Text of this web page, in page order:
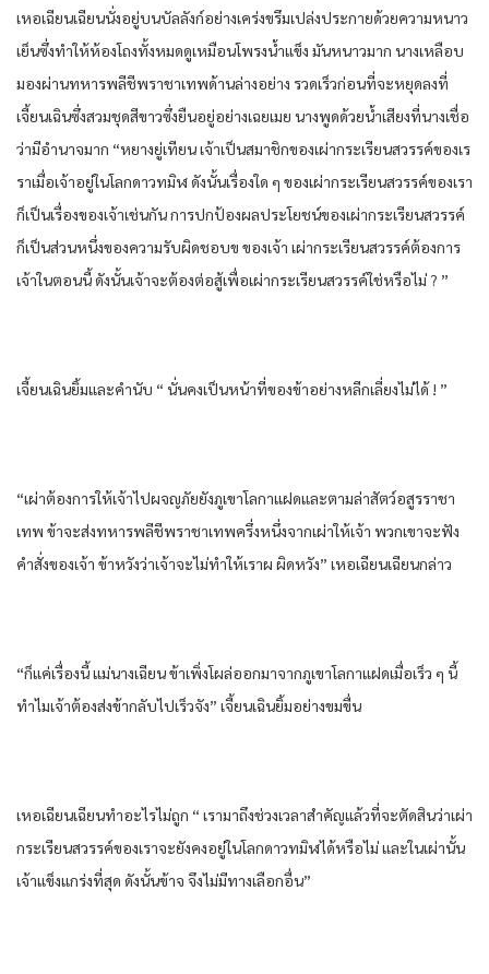
เห​อเฉียนเฉียน​นั่ง​อยู่​บน​บัลลังก์​อย่าง​เคร่งขรึม​เปล่งประกาย​ด้วย​ความ​หนาว
เย็น​ซึ่งทำให้​ห้องโถง​ทั้งหมด​ดูเหมือน​โพรง​น้ำแข็ง​ มัน​หนาว​มาก​ นาง​เหลือบ​
มองผ่าน​ทหาร​พลีชีพ​ราชา​เทพ​ด้านล่าง​อย่าง​ รวดเร็ว​ก่อนที่จะ​หยุด​ลง​ที่​
เจี้ยนเฉิน​ซึ่งสวม​ชุด​สีขาว​ซึ่งยืน​อยู่​อย่าง​เฉยเมย​ นาง​พูด​ด้วย​น้ำเสียง​ที่​นาง​เชื่อ​
ว่า​มีอำนาจ​มาก​ “หยาง​ยู่​เทียน​ เจ้าเป็นสมาชิก​ของ​เผ่า​กระเรียน​สวรรค์​ของ​เร
รา​เมื่อ​เจ้าอยู่​ใน​โลก​ดาว​ทมิฬ​ ดังนั้น​เรื่อง​ใด​ ๆ ของ​เผ่า​กระเรียน​สวรรค์​ของ​เรา​
ก็​เป็นเรื่อง​ของ​เจ้าเช่นกัน​ การปกป้อง​ผลประโยชน์​ของ​เผ่า​กระเรียน​สวรรค์​
ก็​เป็น​ส่วนหนึ่ง​ของ​ความรับผิดชอบ​ข ของ​เจ้า เผ่า​กระเรียน​สวรรค์​ต้องการ​
เจ้าใน​ตอนนี้​ ดังนั้น​เจ้าจะต้อง​ต่อสู้​เพื่อ​เผ่า​กระเรียน​สวรรค์​ใช่หรือไม่​ ? ”
เจี้ยนเฉิน​ยิ้ม​และ​คำนับ​ “ นั่น​คง​เป็น​หน้าที่​ของ​ข้า​อย่าง​หลีกเลี่ยง​ไม่ได้​ ! ”
“เผ่า​ต้องการ​ให้​เจ้าไปผจญภัย​ยัง​ภูเขา​โลกา​แฝด​และ​ตาม​ล่าสัตว์​อสูร​ราชา​
เทพ​ ข้า​จะส่งทหาร​พลีชีพ​ราชา​เทพ​ครึ่งหนึ่ง​จาก​เผ่า​ให้​เจ้า พวกเขา​จะฟัง
คำสั่ง​ของ​เจ้า ข้า​หวัง​ว่า​เจ้าจะไม่ทำให้​เรา​ผ ผิดหวัง​” เห​อเฉียนเฉียน​กล่าว​
“ก็​แค่​เรื่อง​นี้​ แม่นาง​เฉียน​ ข้า​เพิ่ง​โผล่​ออก​มาจาก​ภูเขา​โลกา​แฝด​เมื่อ​เร็ว ๆ นี้​
ทำไม​เจ้าต้อง​ส่งข้า​กลับ​ไปเร็ว​จัง” เจี้ยนเฉิน​ยิ้ม​อย่าง​ขมขื่น​
เห​อเฉียนเฉียน​ทำ​อะไร​ไม่ถูก​ “ เรา​มาถึงช่วงเวลา​สำคัญ​แล้ว​ที่จะ​ตัดสิน​ว่า​เผ่า​
กระเรียน​สวรรค์​ของ​เรา​จะยัง​คงอยู่​ใน​โลก​ดาว​ทมิฬ​ได้​หรือไม่​ และ​ใน​เผ่า​นั้น​
เจ้าแข็งแกร่ง​ที่สุด​ ดังนั้น​ข้า​จ จึงไม่มีทางเลือก​อื่น​”